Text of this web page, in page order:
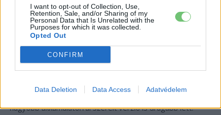
I want to opt-out of Collection, Use,
Retention, Sale, and/or Sharing of my
Personal Data that Is Unrelated with the
Purposes for which it was collected.
Opted Out
CONFIRM
Data Deletion Data Access Adatvédelem
összkerékhajtású e-4ORCE kivitel ára 63 840 eurótól
kezdődik. Korábban az Ariya 63 kWh-s alapakkumulátorral
is elérhető volt, 43 490 eurós indulóáron, ezt a változatot
azonban a Nissan németországi közleménye már nem
említi az új modellév kapcsán. Ez azt jelenti, hogy az Ariya
belépőára gyakorlatilag15 350 euróval, mintegy 35
legolcsóbb konfigurációt vetjük össze. Ráadásul még a
nagyobb akkumulátorral szerelt verzió is drágább lett: